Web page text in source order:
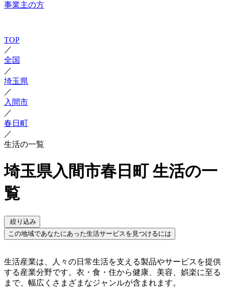
事業主の方
TOP
／
全国
／
埼玉県
／
入間市
／
春日町
／
生活の一覧
埼玉県入間市春日町 生活の一
覧
絞り込み
この地域であなたにあった生活サービスを見つけるには
生活産業は、人々の日常生活を支える製品やサービスを提供
する産業分野です。衣・食・住から健康、美容、娯楽に至る
まで、幅広くさまざまなジャンルが含まれます。